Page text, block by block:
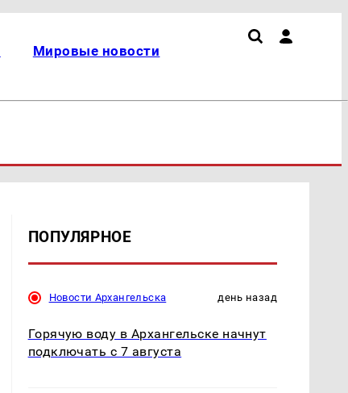
Мировые новости
ПОПУЛЯРНОЕ
Новости Архангельска день назад
Горячую воду в Архангельске начнут
подключать с 7 августа